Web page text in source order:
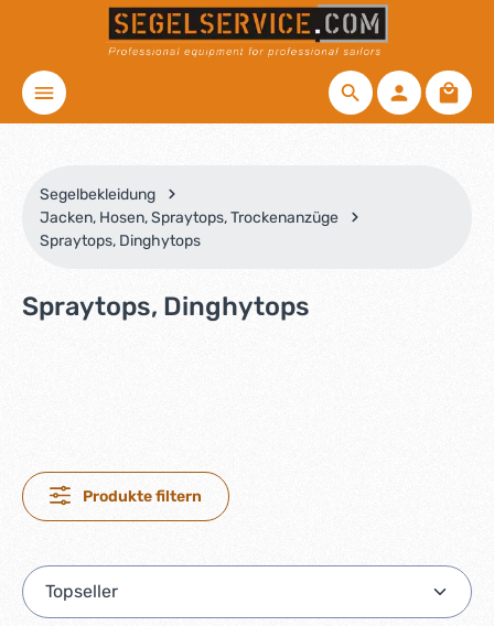
Zum Hauptinhalt springen
Segelbekleidung
Jacken, Hosen, Spraytops, Trockenanzüge
Spraytops, Dinghytops
Spraytops, Dinghytops
Produkte filtern